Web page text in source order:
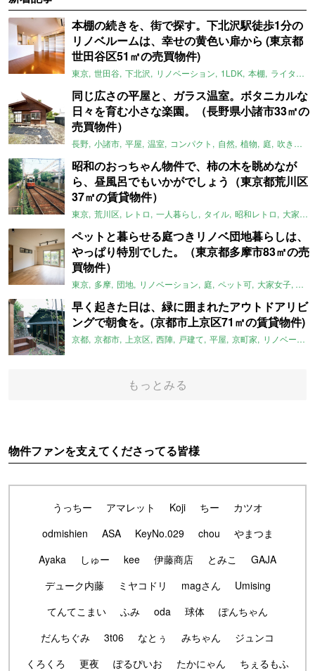
本棚の続きを、街で探す。下北沢駅徒歩1分の
リノベルームは、幸せの黄色い扉から (東京都
世田谷区51㎡の売買物件)
東京 世田谷 下北沢 リノベーション 1LDK 本棚 ライター：ほしりょうこ
同じ広さの平屋と、ガラス温室。ボタニカルな
日々を育む小さな楽園。（長野県小諸市33㎡の
売買物件）
長野 小諸市 平屋 温室 コンパクト 自然 植物 庭 吹き抜け
昭和のおっちゃん物件で、柿の木を眺めなが
ら、昼風呂でもいかがでしょう（東京都荒川区
37㎡の賃貸物件）
東京 荒川区 レトロ 一人暮らし タイル 昭和レトロ 大家女子
ペットと暮らせる庭つきリノベ団地暮らしは、
やっぱり特別でした。（東京都多摩市83㎡の売
買物件）
東京 多摩 団地 リノベーション 庭 ペット可 大家女子 団
早く起きた日は、緑に囲まれたアウトドアリビ
ングで朝食を。(京都市上京区71㎡の賃貸物件)
京都 京都市 上京区 西陣 戸建て 平屋 京町家 リノベーション
もっとみる
物件ファンを支えてくださってる皆様
うっちー アマレット Koji ちー
カツオ
odmishien
ASA KeyNo.029 chou
やまつま
Ayaka
しゅー kee 伊藤商店 とみこ
GAJA
デューク内藤
ミヤコドリ magさん
Umising
てんてこまい
ふみ oda 球体
ぽんちゃん
だんちぐみ
3t06 なとぅ みちゃん
ジュンコ
くろくろ
更夜 ぽるぴいお たかにゃん
ちぇるもふ